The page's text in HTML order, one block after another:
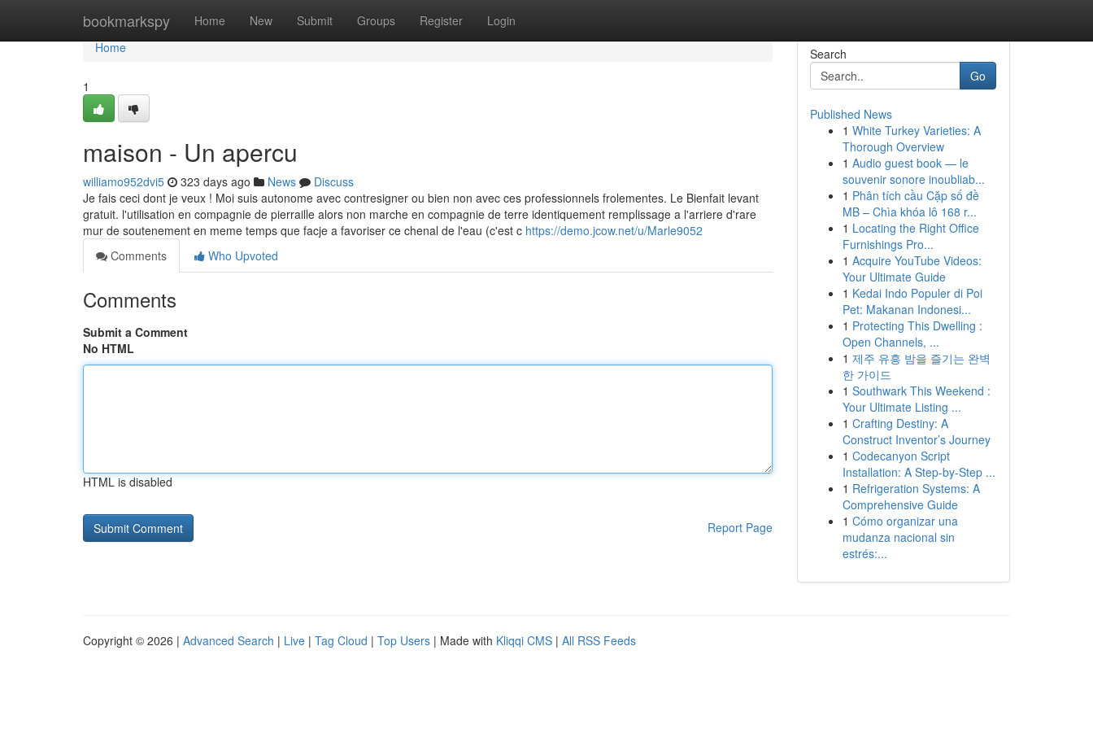
bookmarkspy Home New Submit Groups Register Login
Home
Home
1
maison - Un apercu
williamo952dvi5 323 days ago News
Discuss
Je fais ceci dont je veux ! Moi suis autonome avec contresigner ou bien non avec ces professionnels frolementes. Le Bienfait levant
gratuit. l'utilisation en compagnie de pierraille alors non marche en compagnie de terre identiquement remplissage a l'arriere d'rare
mur de soutenement en meme temps que facje a favoriser ce chenal de l'eau (c'est c https://demo.jcow.net/u/Marle9052
Comments
Who Upvoted
Comments
Submit a Comment
No HTML
HTML is disabled
Report Page
Search
Go
Published News
1 White Turkey Varieties: A
Thorough Overview
1 Audio guest book — le
souvenir sonore inoubliab...
1 Phân tích cầu Cặp số đề
MB – Chìa khóa lô 168 r...
1 Locating the Right Office
Furnishings Pro...
1 Acquire YouTube Videos:
Your Ultimate Guide
1 Kedai Indo Populer di Poi
Pet: Makanan Indonesi...
1 Protecting This Dwelling :
Open Channels, ...
1 제주 유흥 밤을 즐기는 완벽
한 가이드
1 Southwark This Weekend :
Your Ultimate Listing ...
1 Crafting Destiny: A
Construct Inventor’s Journey
1 Codecanyon Script
Installation: A Step-by-Step ...
1 Refrigeration Systems: A
Comprehensive Guide
1 Cómo organizar una
mudanza nacional sin
estrés:...
Copyright © 2026 | Advanced Search | Live | Tag Cloud | Top Users | Made with Kliqqi CMS | All RSS Feeds